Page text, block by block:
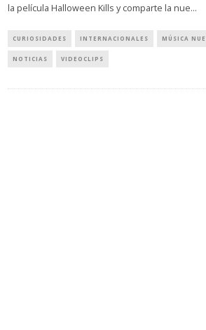
la película Halloween Kills y comparte la nue...
CURIOSIDADES INTERNACIONALES MÚSICA
NOTICIAS VIDEOCLIPS